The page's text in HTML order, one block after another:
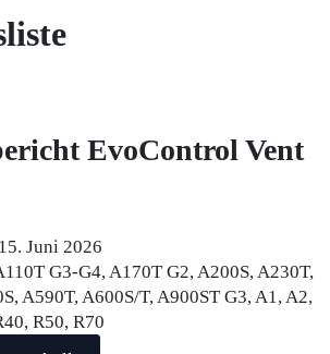
EvoControl Vent
15. Juni 2026
G3-G4, A170T G2, A200S, A230T,
A590T, A600S/T, A900ST G3, A1, A2,
R50, R70